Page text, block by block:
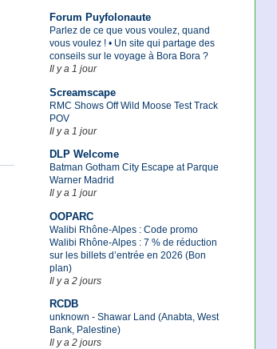
Forum Puyfolonaute
Parlez de ce que vous voulez, quand
vous voulez ! • Un site qui partage des
conseils sur le voyage à Bora Bora ?
Il y a 1 jour
Screamscape
RMC Shows Off Wild Moose Test Track
POV
Il y a 1 jour
DLP Welcome
Batman Gotham City Escape at Parque
Warner Madrid
Il y a 1 jour
OOPARC
Walibi Rhône-Alpes : Code promo
Walibi Rhône-Alpes : 7 % de réduction
sur les billets d’entrée en 2026 (Bon
plan)
Il y a 2 jours
RCDB
unknown - Shawar Land (Anabta, West
Bank, Palestine)
Il y a 2 jours